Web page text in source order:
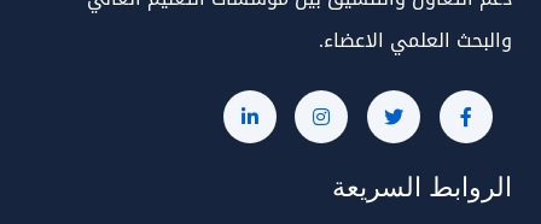
والبحث العلمي الاعضاء.
الروابط السريعة